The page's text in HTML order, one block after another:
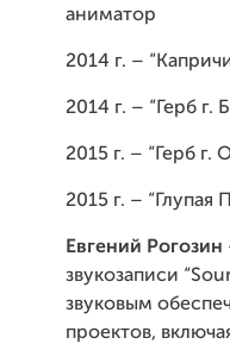
аниматор
2014 г. –
2014 г. – “Герб г.
2015 г. – “Герб
2015 г. – “Глупая
Евгений Рогозин
звукозаписи
звуковым
проектов,